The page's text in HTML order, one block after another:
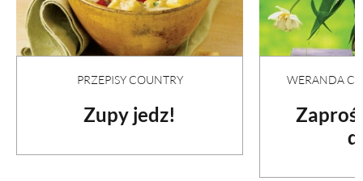
PRZEPISY COUNTRY
Zupy jedz!
WERANDA
Zaproś